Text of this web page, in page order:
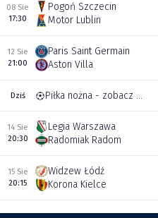
08 Sie
17:30
Pogoń Szczecin
Motor Lublin
12 Sie
21:00
Paris Saint Germain
Aston Villa
Dziś Piłka nożna - zobacz inne transmisje
14 Sie
20:30
Legia Warszawa
Radomiak Radom
15 Sie
20:15
Widzew Łódź
Korona Kielce